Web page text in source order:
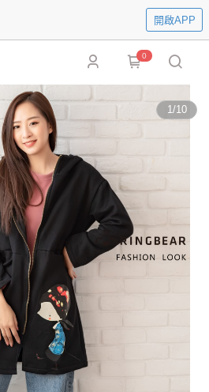
開啟APP
0
1/10